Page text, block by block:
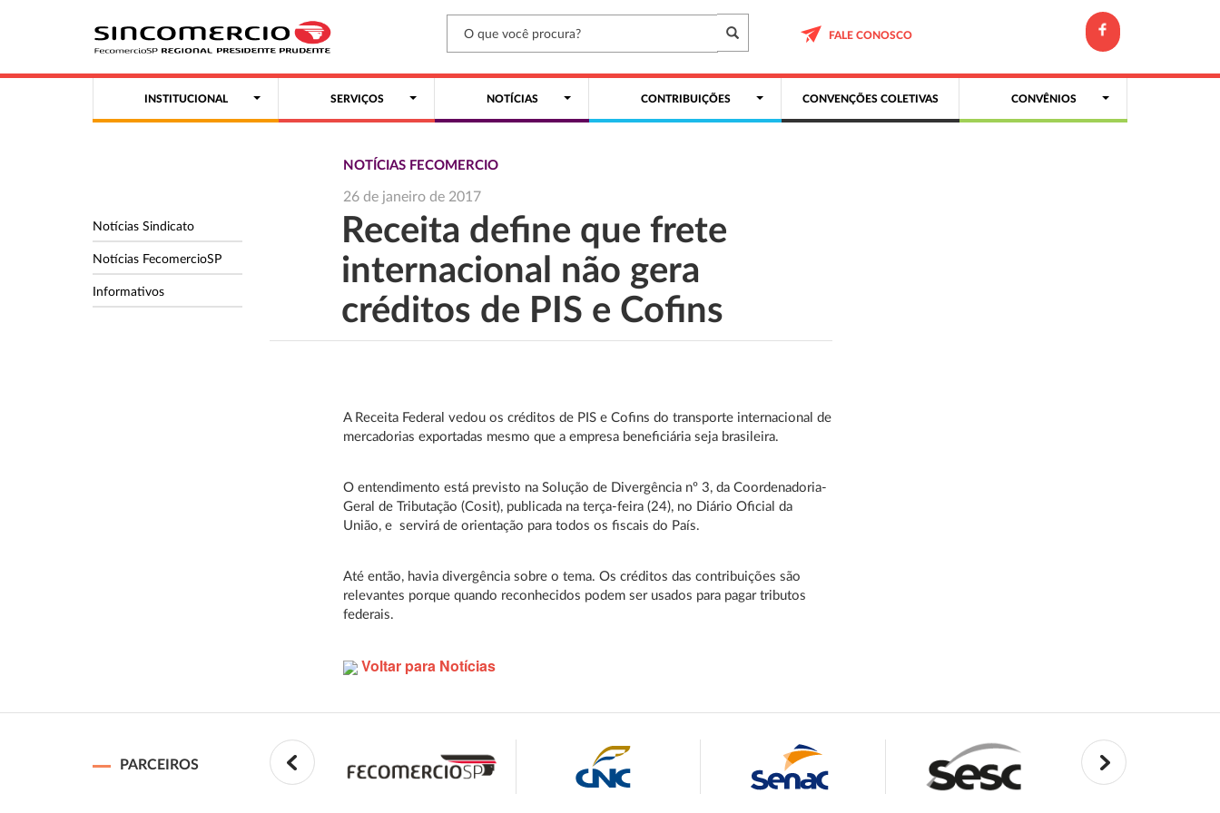
FALE CONOSCO
INSTITUCIONAL SERVIÇOS NOTÍCIAS CONTRIBUIÇÕES CONVENÇÕES COLETIVAS CONVÊNIOS
Notícias Sindicato
Notícias FecomercioSP
Informativos
NOTÍCIAS FECOMERCIO
26 de janeiro de 2017
Receita define que frete
internacional não gera
créditos de PIS e Cofins
A Receita Federal vedou os créditos de PIS e Cofins do transporte internacional de
mercadorias exportadas mesmo que a empresa beneficiária seja brasileira.
O entendimento está previsto na Solução de Divergência nº 3, da Coordenadoria-
Geral de Tributação (Cosit), publicada na terça-feira (24), no Diário Oficial da
União, e servirá de orientação para todos os fiscais do País.
Até então, havia divergência sobre o tema. Os créditos das contribuições são
relevantes porque quando reconhecidos podem ser usados para pagar tributos
federais.
Voltar para Notícias
PARCEIROS